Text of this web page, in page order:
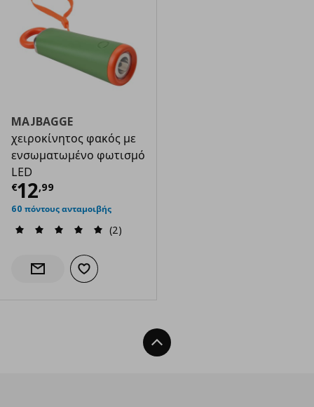
MAJBAGGE
χειροκίνητος φακός με
ενσωματωμένο φωτισμό
LED
€12,99
Τρέχουσα τιμή
60 πόντους ανταμοιβής
(2)
Ενημέρωση διαθεσιμότητας
Προσθήκη στα αγαπημένα
Back To Top